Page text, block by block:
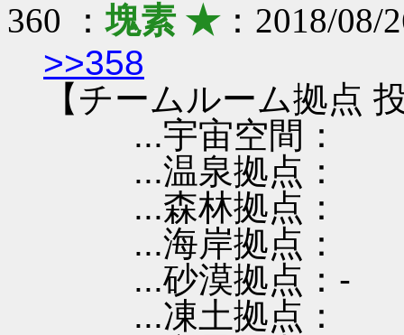
360 ：塊素 ★：2018/08/
>>358
【チームルーム拠点
...宇宙空間：
...温泉拠点：
...森林拠点：
...海岸拠点：
...砂漠拠点：-
...凍土拠点：